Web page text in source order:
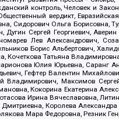
контроль, Человек и
вердикт,
Ольга Борисовна,
Сергей Георгиевич,
Лев Александрович,
Борис Альбертович,
Татьяна
Юлия Юрьевна, Саранг
Гефтер Валентин
Максимов
Кокорина Екатерина
Ирина Вячеславовна,
Королева
Мара Федоровна, Резник